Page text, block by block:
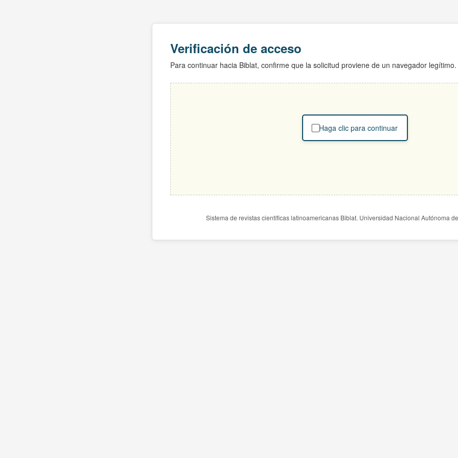
Verificación de acceso
Para continuar hacia Biblat, confirme que la solicitud proviene de un navegador legítimo.
Haga clic para continuar
Sistema de revistas científicas latinoamericanas Biblat. Universidad Nacional Autónoma